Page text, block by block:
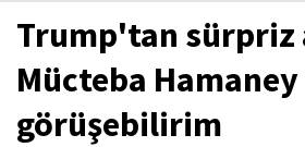
Trump'tan sürpriz
Mücteba
görüşebilirim